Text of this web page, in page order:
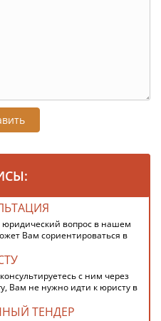
юридический вопрос в нашем
Вам сориентироваться в
с ним через
Вам не нужно идти к юристу в
ТЕНДЕР